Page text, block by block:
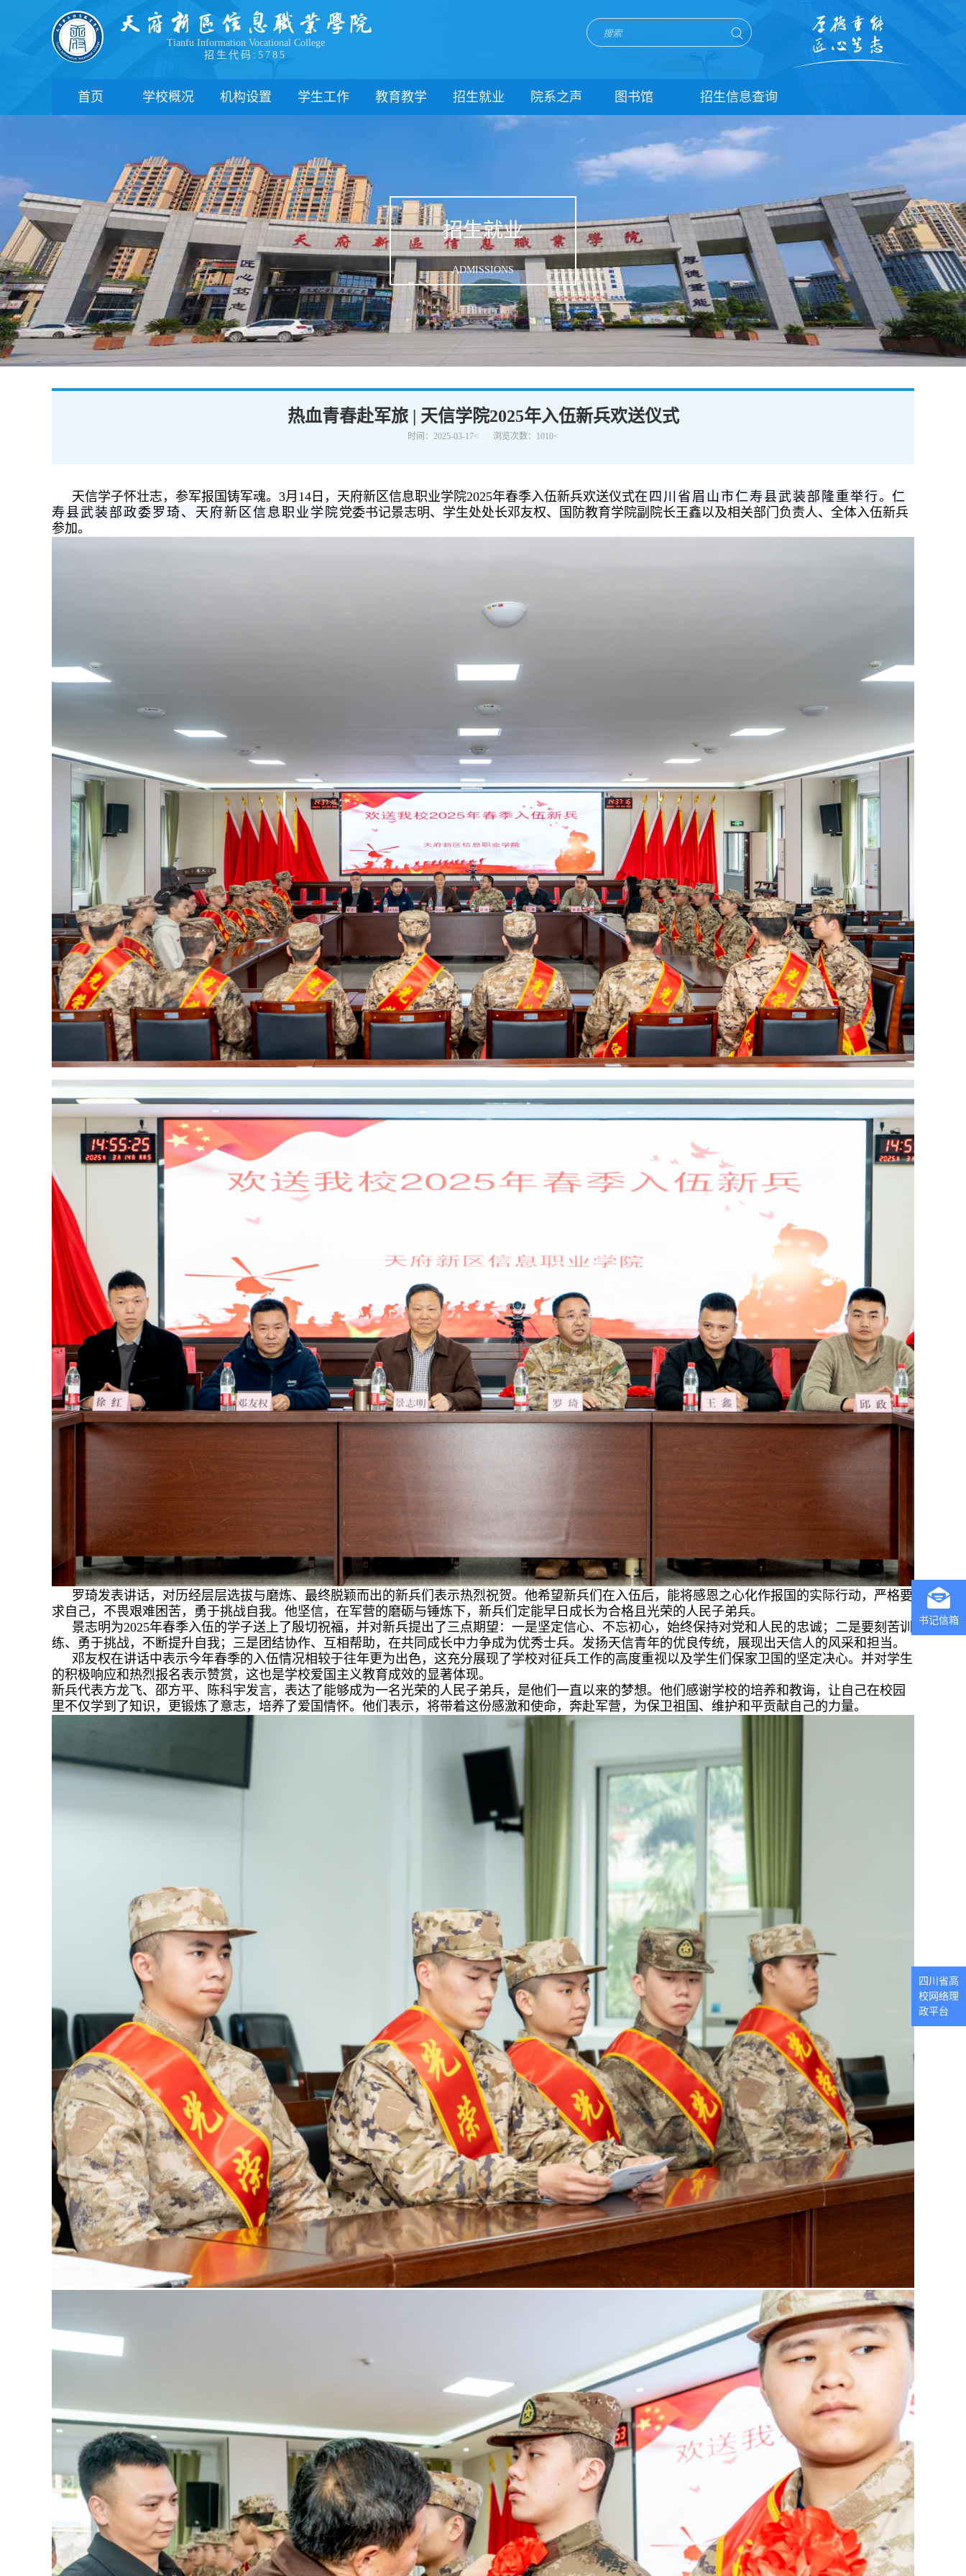
Tianfu Information Vocational College
招生代码:5785
首页 学校概况
学院领导
办学理念
办学特色
校园风貌
机构设置
职能部门
学生工作
新闻动态
团委
管理制度
学生风采
心理健康
下载中心
联系我们
教育教学
教学通知
教学动态
实践教学
专业建设
课程建设
教学改革
学术交流
招生就业 院系之声 图书馆 招生信息查询
单招信息查询
扩招信息查询
五年贯通培养信息查询
招生就业
ADMISSIONS
热血青春赴军旅 | 天信学院2025年入伍新兵欢送仪式
时间：2025-03-17< 浏览次数：1010<
天信学子怀壮志，参军报国铸军魂。3月14日，天府新区信息职业学院2025年春季入伍新兵欢送仪式在四川省眉山市仁寿县武装部隆重举行。 仁
寿县武装部政委罗琦、天府新区信息职业学院党委书记景志明、学生处处长邓友权、国防教育学院副院长王鑫以及相关部门负责人、全体入伍新兵
参加。
罗琦发表讲话，对历经层层选拔与磨炼、最终脱颖而出的新兵们表示热烈祝贺。他希望新兵们在入伍后，能将感恩之心化作报国的实际行动，严格要
求自己，不畏艰难困苦，勇于挑战自我。他坚信，在军营的磨砺与锤炼下，新兵们定能早日成长为合格且光荣的人民子弟兵。
景志明为2025年春季入伍的学子送上了殷切祝福，并对新兵提出了三点期望：一是坚定信心、不忘初心，始终保持对党和人民的忠诚；二是要刻苦训
练、勇于挑战，不断提升自我；三是团结协作、互相帮助，在共同成长中力争成为优秀士兵。发扬天信青年的优良传统，展现出天信人的风采和担当。
邓友权在讲话中表示今年春季的入伍情况相较于往年更为出色，这充分展现了学校对征兵工作的高度重视以及学生们保家卫国的坚定决心。并对学生
的积极响应和热烈报名表示赞赏，这也是学校爱国主义教育成效的显著体现。
新兵代表方龙飞、邵方平、陈科宇发言，表达了能够成为一名光荣的人民子弟兵，是他们一直以来的梦想。他们感谢学校的培养和教诲，让自己在校园
里不仅学到了知识，更锻炼了意志，培养了爱国情怀。他们表示，将带着这份感激和使命，奔赴军营，为保卫祖国、维护和平贡献自己的力量。
书记信箱
四川省高
校网络理
政平台